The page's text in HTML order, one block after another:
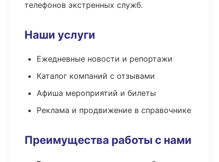
телефонов экстренных служб.
Наши услуги
Ежедневные новости и репортажи
Каталог компаний с отзывами
Афиша мероприятий и билеты
Реклама и продвижение в справочнике
Преимущества работы с нами